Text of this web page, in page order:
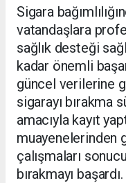
Sigara
vatandaşlara
sağlık desteği
kadar önemli
güncel verilerine
sigarayı bırakma
amacıyla kayıt
muayenelerinden
çalışmaları
bırakmayı başardı.